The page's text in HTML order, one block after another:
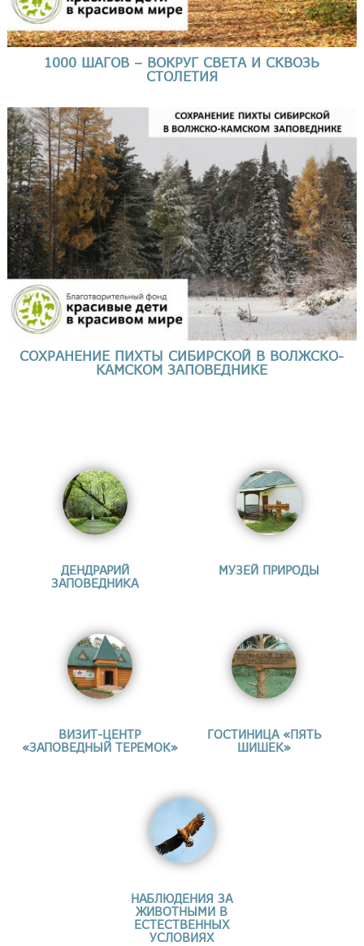
1000 ШАГОВ – ВОКРУГ СВЕТА И СКВОЗЬ
СТОЛЕТИЯ
СОХРАНЕНИЕ ПИХТЫ СИБИРСКОЙ В ВОЛЖСКО-
КАМСКОМ ЗАПОВЕДНИКЕ
ДЕНДРАРИЙ
ЗАПОВЕДНИКА
МУЗЕЙ ПРИРОДЫ
ВИЗИТ-ЦЕНТР
«ЗАПОВЕДНЫЙ ТЕРЕМОК»
ГОСТИНИЦА «ПЯТЬ
ШИШЕК»
НАБЛЮДЕНИЯ ЗА
ЖИВОТНЫМИ В
ЕСТЕСТВЕННЫХ
УСЛОВИЯХ